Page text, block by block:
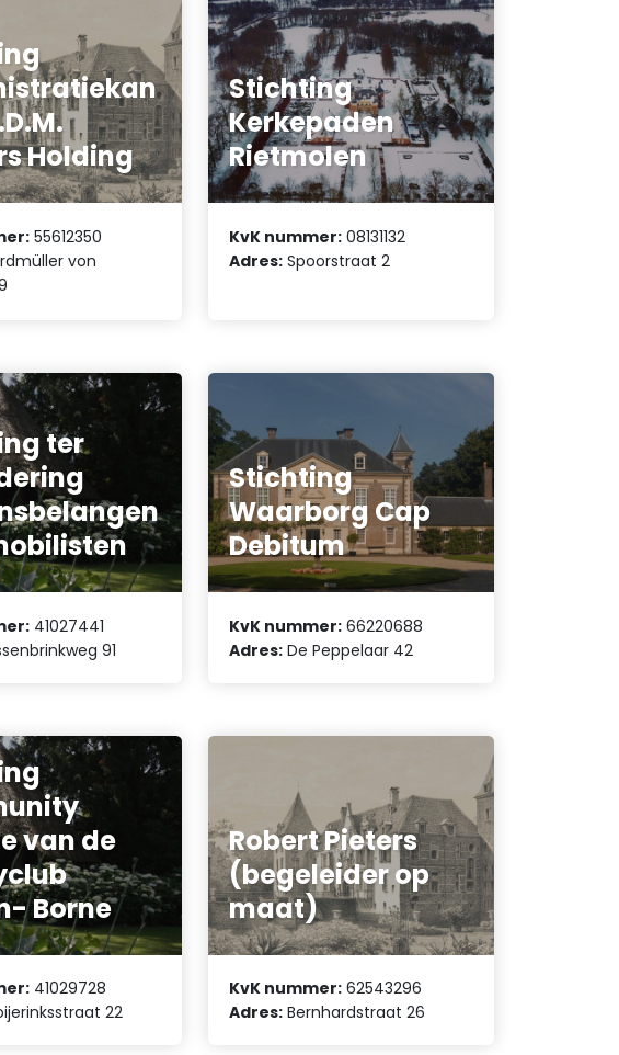
Holding
55612350
von
Stichting
Kerkepaden
Rietmolen
KvK nummer: 08131132
Adres: Spoorstraat 2
ter
41027441
91
Stichting
Waarborg Cap
Debitum
KvK nummer: 66220688
Adres: De Peppelaar 42
van de
Borne
41029728
22
Robert Pieters
(begeleider op
maat)
KvK nummer: 62543296
Adres: Bernhardstraat 26